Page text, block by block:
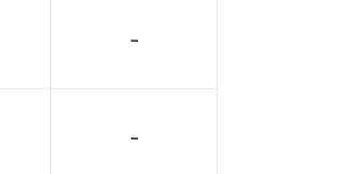
-
-